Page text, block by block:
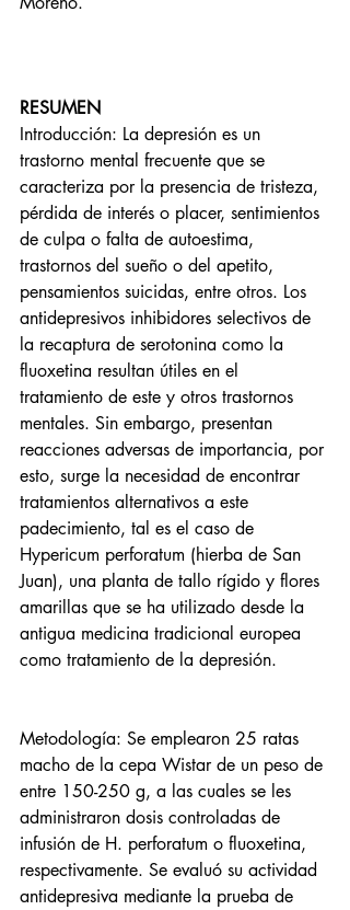
RESUMEN
Introducción: La depresión es un
trastorno mental frecuente que se
caracteriza por la presencia de tristeza,
pérdida de interés o placer, sentimientos
de culpa o falta de autoestima,
trastornos del sueño o del apetito,
pensamientos suicidas, entre otros. Los
antidepresivos inhibidores selectivos de
la recaptura de serotonina como la
fluoxetina resultan útiles en el
tratamiento de este y otros trastornos
mentales. Sin embargo, presentan
reacciones adversas de importancia, por
esto, surge la necesidad de encontrar
tratamientos alternativos a este
padecimiento, tal es el caso de
Hypericum perforatum (hierba de San
Juan), una planta de tallo rígido y flores
amarillas que se ha utilizado desde la
antigua medicina tradicional europea
como tratamiento de la depresión.
Metodología: Se emplearon 25 ratas
macho de la cepa Wistar de un peso de
entre 150-250 g, a las cuales se les
administraron dosis controladas de
infusión de H. perforatum o fluoxetina,
respectivamente. Se evaluó su actividad
antidepresiva mediante la prueba de